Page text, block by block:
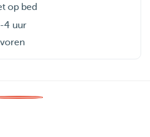
op bed
4 uur